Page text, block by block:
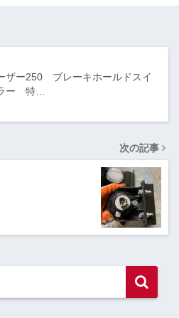
ザー250 ブレーキホールドスイ
ー 特…
次の記事